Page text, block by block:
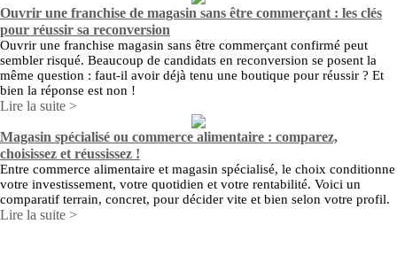
Ouvrir une franchise de magasin sans être commerçant : les clés
pour réussir sa reconversion
Ouvrir une franchise magasin sans être commerçant confirmé peut
sembler risqué. Beaucoup de candidats en reconversion se posent la
même question : faut-il avoir déjà tenu une boutique pour réussir ? Et
bien la réponse est non !
Lire la suite >
Magasin spécialisé ou commerce alimentaire : comparez,
choisissez et réussissez !
Entre commerce alimentaire et magasin spécialisé, le choix conditionne
votre investissement, votre quotidien et votre rentabilité. Voici un
comparatif terrain, concret, pour décider vite et bien selon votre profil.
Lire la suite >